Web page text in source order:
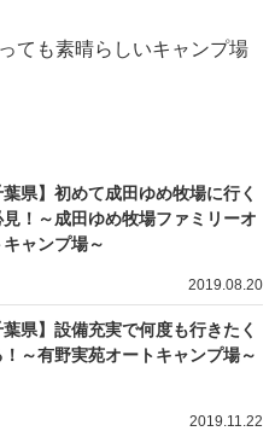
ても素晴らしいキャンプ場
葉県】初めて成田ゆめ牧場に行く
見！～成田ゆめ牧場ファミリーオ
キャンプ場～
2019.08.20
葉県】設備充実で何度も行きたく
～有野実苑オートキャンプ場～
2019.11.22